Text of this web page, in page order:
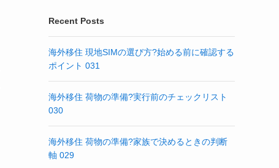
Recent Posts
海外移住 現地SIMの選び方?始める前に確認する
ポイント 031
海外移住 荷物の準備?実行前のチェックリスト
030
海外移住 荷物の準備?家族で決めるときの判断
軸 029